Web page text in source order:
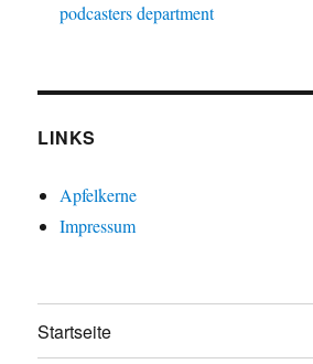
podcasters department
LINKS
Apfelkerne
Impressum
Startseite